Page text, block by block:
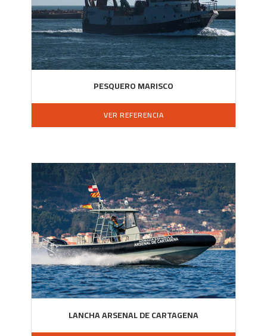
PESQUERO MARISCO
VER REFERENCIA
LANCHA ARSENAL DE CARTAGENA